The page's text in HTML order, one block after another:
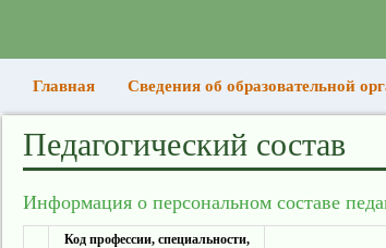
Главная(current)Сведения об образовательной
Педагогический состав
Информация о персональном составе
Код профессии, специальности,